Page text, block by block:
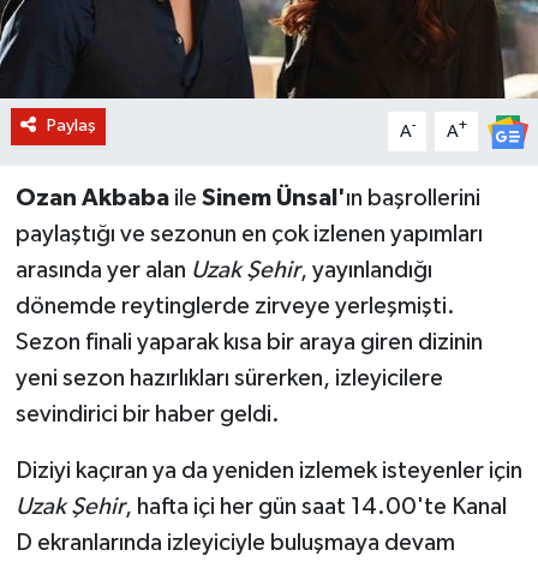
Paylaş A- A+
Ozan Akbaba ile Sinem Ünsal'ın başrollerini
paylaştığı ve sezonun en çok izlenen yapımları
arasında yer alan Uzak Şehir, yayınlandığı
dönemde reytinglerde zirveye yerleşmişti.
Sezon finali yaparak kısa bir araya giren dizinin
yeni sezon hazırlıkları sürerken, izleyicilere
sevindirici bir haber geldi.
Diziyi kaçıran ya da yeniden izlemek isteyenler için
Uzak Şehir, hafta içi her gün saat 14.00'te Kanal
D ekranlarında izleyiciyle buluşmaya devam
KURUMSAL